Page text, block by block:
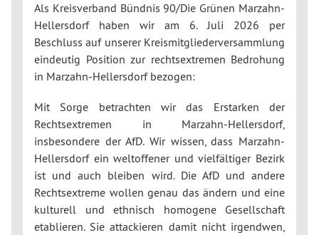
Als Kreisverband Bündnis 90/Die Grünen Marzahn-
Hellersdorf haben wir am 6. Juli 2026 per
Beschluss auf unserer Kreismitgliederversammlung
eindeutig Position zur rechtsextremen Bedrohung
in Marzahn-Hellersdorf bezogen:
Mit Sorge betrachten wir das Erstarken der
Rechtsextremen in Marzahn-Hellersdorf,
insbesondere der AfD. Wir wissen, dass Marzahn-
Hellersdorf ein weltoffener und vielfältiger Bezirk
ist und auch bleiben wird. Die AfD und andere
Rechtsextreme wollen genau das ändern und eine
kulturell und ethnisch homogene Gesellschaft
etablieren. Sie attackieren damit nicht irgendwen,